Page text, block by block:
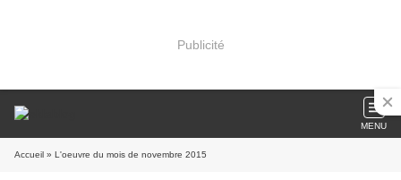
Publicité
MENU
Accueil » L'oeuvre du mois de novembre 2015